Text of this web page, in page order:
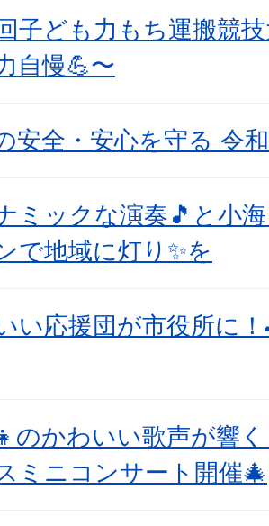
子ども力もち運搬競
自慢💪〜
安全・安心を守る 令
ミックな演奏🎵と小
で地域に灯り✨を
い応援団が市役所に
のかわいい歌声が響
ミニコンサート開催🎄